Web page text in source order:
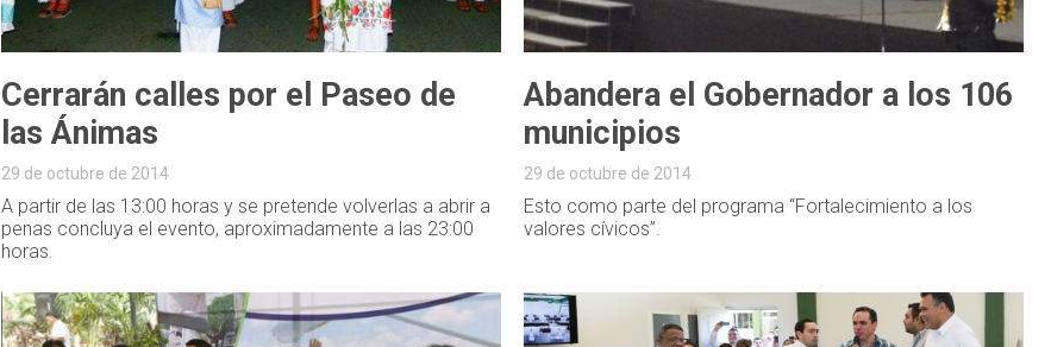
Cerrarán calles por el Paseo de
las Ánimas
29 de octubre de 2014
A partir de las 13:00 horas y se pretende volverlas a abrir a
penas concluya el evento, aproximadamente a las 23:00
horas.
Abandera el Gobernador a los 106
municipios
29 de octubre de 2014
Esto como parte del programa “Fortalecimiento a los
valores cívicos”.